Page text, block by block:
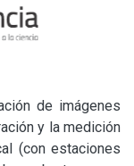
de imágenes
y la medición
(con estaciones